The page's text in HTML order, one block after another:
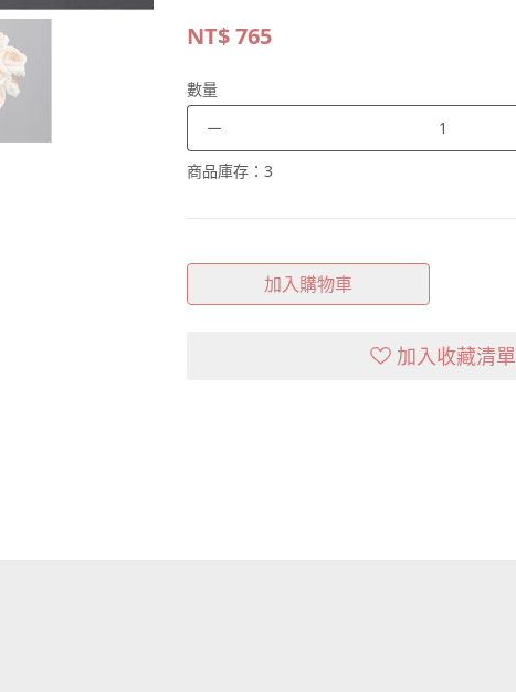
NT$765
數量
－
商品庫存： 3
加入購物車
加入收藏清單